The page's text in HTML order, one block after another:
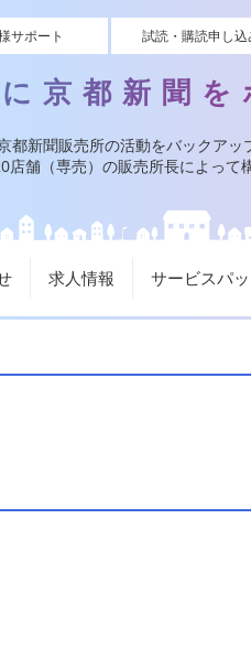
サポート 試読・購読申し込
京都新聞を
新聞販売所の活動をバックアッ
舗（専売）の販売所長によって
求人情報 サービスパ